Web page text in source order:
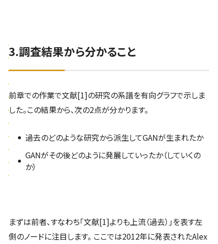
3.調査結果から分かること
前章での作業で文献[1]の研究の系譜を有向グラフで示しま
した。この結果から、次の2点が分かります。
過去のどのような研究から派生してGANが生まれたか
GANがその後どのように発展していったか（していくの
か）
まずは前者、すなわち「文献[1]よりも上流（過去）」を表す左
側のノードに注目します。 ここでは2012年に発表されたAlex